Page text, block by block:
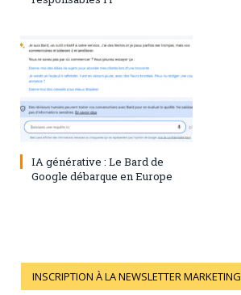
28 juillet 2023 0
IA générative : Le Bard de
Google débarque en Europe
INSCRIPTION À LA NEWSLETTER MARKETING